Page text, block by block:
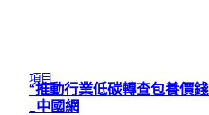
項目
“推動行業低碳轉查包養價
_中國網